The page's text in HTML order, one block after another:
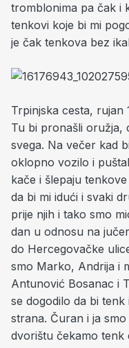
tromblonima pa čak i
tenkovi koje bi mi
je čak tenkova bez
Trpinjska cesta, rujan
Tu bi pronašli oružja,
svega. Na večer kad
oklopno vozilo i
kače i šlepaju
da bi mi idući i svaki
prije njih i tako smo
dan u odnosu na
do Hercegovačke
smo Marko, Andrija i
Antunović Bosanac i
se dogodilo da bi tenk
strana. Čuran i ja
dvorištu čekamo tenk